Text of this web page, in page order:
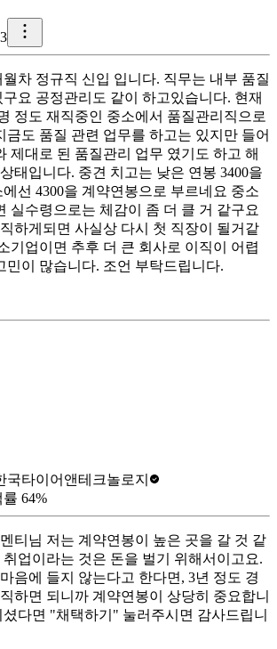
차 정규직 신입 입니다. 직무는 내부 품질
요 공정관리도 같이 하고있습니다. 현재
정도 재직중인 중소에서 품질관리직으로
금도 품질 관련 업무를 하고는 있지만 들어
제대로 된 품질관리 업무 였기도 하고 해
태입니다. 중견 치고는 낮은 연봉 3400을
선 4300을 계약연봉으로 부르네요 중소
실수령으로는 체감이 좀 더 클 거 같구요
하게되면 사실상 다시 첫 직장이 될거같
기업이면 추후 더 큰 회사로 이직이 어렵
민이 많습니다. 조언 부탁드립니다.
국타이어앤테크놀로지
률 64%
티님 저는 계약연봉이 높은 곳을 갈 것 같
취업이라는 것은 돈을 벌기 위해서이고요.
음에 들지 않는다고 한다면, 3년 정도 경
하면 되니까 계약연봉이 상당히 중요합니
셨다면 "채택하기" 눌러주시면 감사드립니